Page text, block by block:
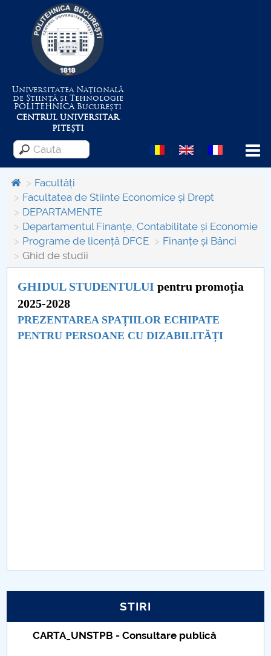
Universitatea Națională
de Știință și Tehnologie
POLITEHNICABucurești
CENTRUL UNIVERSITAR
PITEȘTI
Menu
Despre Universitate
Centrul de Management al Proiectelor
Nr. de telefon si adrese Facultăți
Admitere
PNRR
Facultăți
Facultatea de Stiinte Economice și Drept
DEPARTAMENTE
Departamentul Finanțe, Contabilitate și Economie
Programe de licență DFCE
Finanțe și Bănci
Ghid de studii
GHIDUL STUDENTULUI pentru promoția
2025-2028
PREZENTAREA SPAȚIILOR ECHIPATE
PENTRU PERSOANE CU DIZABILITĂȚI
STIRI
CARTA_UNSTPB - Consultare publică